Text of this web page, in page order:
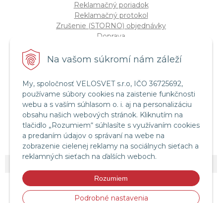
Na vašom súkromí nám záleží
My, spoločnosť VELOSVET s.r.o, IČO 36725692,
používame súbory cookies na zaistenie funkčnosti
webu a s vaším súhlasom o. i. aj na personalizáciu
obsahu našich webových stránok. Kliknutím na
tlačidlo „Rozumiem“ súhlasíte s využívaním cookies
a predaním údajov o správaní na webe na
zobrazenie cielenej reklamy na sociálnych sieťach a
reklamných sieťach na ďalších weboch.
Rozumiem
Podrobné nastavenia
Reklamačný poriadok
Reklamačný protokol
Zrušenie (STORNO) objednávky
Doprava
Štatút súťaže "Vianoce 2025"
Servis a služby
Servis bicyklov a elektrobicyklov
Retül Bike Fit
Instagram Velosvet
Facebook Velosvet